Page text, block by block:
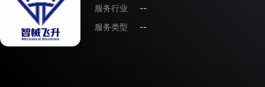
服务行业
--
服务类型
--